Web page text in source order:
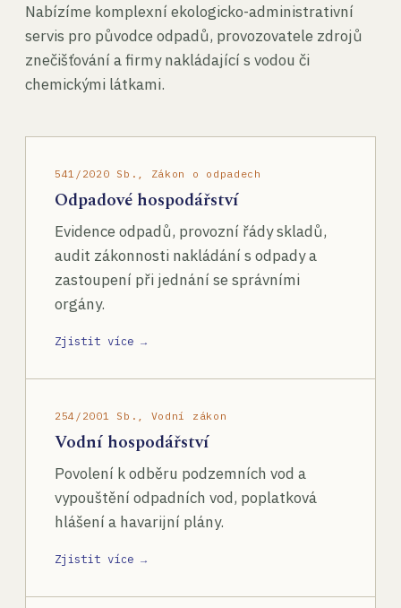
Nabízíme komplexní ekologicko-administrativní
servis pro původce odpadů, provozovatele zdrojů
znečišťování a firmy nakládající s vodou či
chemickými látkami.
541/2020 Sb., Zákon o odpadech
Odpadové hospodářství
Evidence odpadů, provozní řády skladů,
audit zákonnosti nakládání s odpady a
zastoupení při jednání se správními
orgány.
Zjistit více →
254/2001 Sb., Vodní zákon
Vodní hospodářství
Povolení k odběru podzemních vod a
vypouštění odpadních vod, poplatková
hlášení a havarijní plány.
Zjistit více →